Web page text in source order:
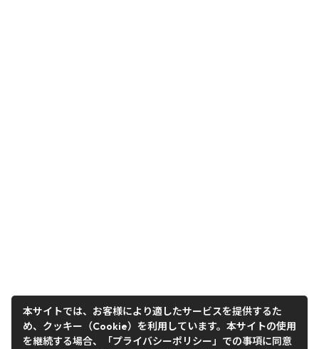
本サイトでは、お客様により適したサービスを提供するた
め、クッキー（Cookie）を利用しています。本サイトの使用
を継続する場合、「プライバシーポリシー」での事項に同意